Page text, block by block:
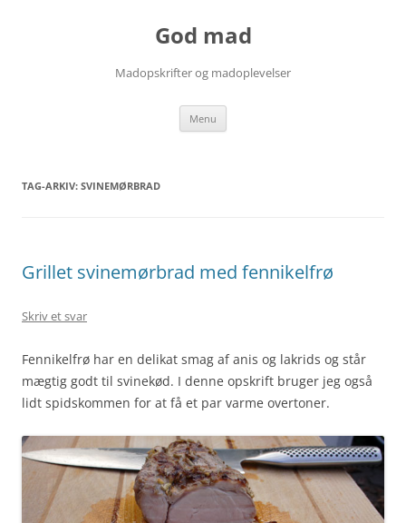
God mad
Madopskrifter og madoplevelser
Menu
TAG-ARKIV: SVINEMØRBRAD
Grillet svinemørbrad med fennikelfrø
Skriv et svar
Fennikelfrø har en delikat smag af anis og lakrids og står
mægtig godt til svinekød. I denne opskrift bruger jeg også
lidt spidskommen for at få et par varme overtoner.